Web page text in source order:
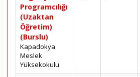
Programcılığı
(Uzaktan
Öğretim)
(Burslu)
Kapadokya
Meslek
Yüksekokulu